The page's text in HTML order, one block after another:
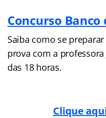
Concurso Banco
Saiba como se
prova com a
das 18 horas.
Clique